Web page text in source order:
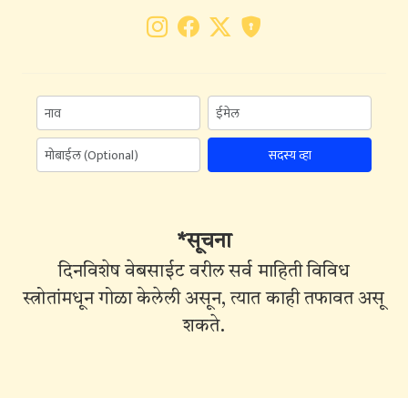
सदस्य व्हा
*सूचना
दिनविशेष वेबसाईट वरील सर्व माहिती विविध
स्त्रोतांमधून गोळा केलेली असून, त्यात काही तफावत असू
शकते.